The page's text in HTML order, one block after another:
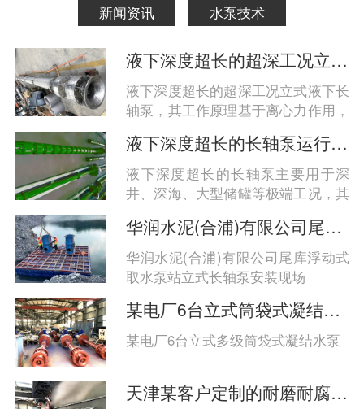
新闻资讯 水泵技术
液下深度超长的超深工况立式液下长轴泵工作原理和技术核心
液下深度超长的超深工况立式液下长
轴泵，其工作原理基于离心力作用，
现液体的高效垂直输送；技术核心在
于分段式长轴结构、多级支承系统、
耐腐蚀材料与智能密封设计的协同优
化，以应对百米级液深带来的力学、
密封与耐久性挑战‌。
液下深度超长的长轴泵运行工况分析
液下深度超长的长轴泵主要用于深
井、深海、大型储罐等极端工况，其
设计、材料选型及系统匹配。综合来
看，‌超长液下深度（通常指超过30
米，可达80米至百米级）的长轴泵在
高扬程、耐腐蚀、抗振动和密封可靠
性方面面临更大挑战，需通过分段轴
系、多点支承、高性能材料与智能监
控协同保障长期稳定运行‌。
华润水泥(合浦)有限公司尾库浮动式取水泵站立式长轴泵安装现场
华润水泥(合浦)有限公司尾库浮动式
取水泵站立式长轴泵安装现场
某电厂6台立式筒袋式凝结水泵
某电厂6台立式多级筒袋式凝结水泵
天津某客户定制的耐磨耐腐蚀立式长轴泵